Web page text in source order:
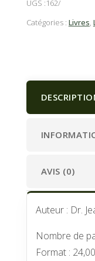
UGS :162
Catégories : Livres,
AVIS (0)
Auteur : Dr.
Nombre de
Format :